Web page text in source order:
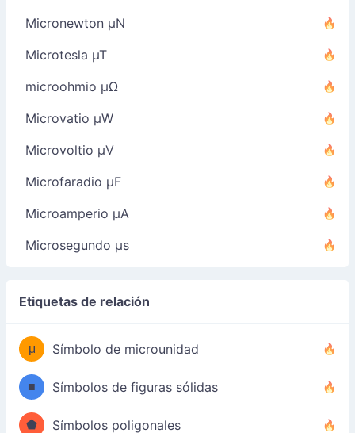
Micronewton µN
Microtesla µT
microohmio µΩ
Microvatio µW
Microvoltio µV
Microfaradio µF
Microamperio µA
Microsegundo µs
Etiquetas de relación
μ Símbolo de microunidad
■ Símbolos de figuras sólidas
⬟ Símbolos poligonales